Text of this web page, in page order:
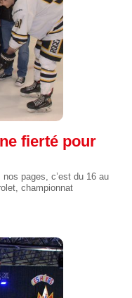
fierté pour
pages, c’est du 16 au
championnat